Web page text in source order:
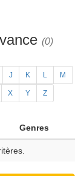
(0)
J K L M
X Y Z
Genres